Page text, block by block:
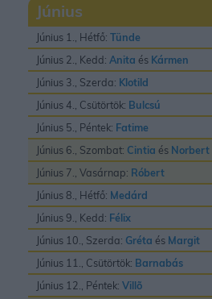
Június
Június 1., Hétfő: Tünde
Június 2., Kedd: Anita és Kármen
Június 3., Szerda: Klotild
Június 4., Csütörtök: Bulcsú
Június 5., Péntek: Fatime
Június 6., Szombat: Cintia és Norbert
Június 7., Vasárnap: Róbert
Június 8., Hétfő: Medárd
Június 9., Kedd: Félix
Június 10., Szerda: Gréta és Margit
Június 11., Csütörtök: Barnabás
Június 12., Péntek: Villõ